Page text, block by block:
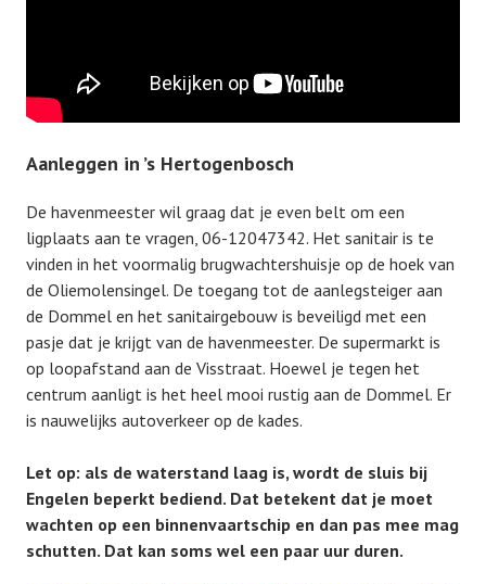
Aanleggen in ’s Hertogenbosch
De havenmeester wil graag dat je even belt om een
ligplaats aan te vragen, 06-12047342. Het sanitair is te
vinden in het voormalig brugwachtershuisje op de hoek van
de Oliemolensingel. De toegang tot de aanlegsteiger aan
de Dommel en het sanitairgebouw is beveiligd met een
pasje dat je krijgt van de havenmeester. De supermarkt is
op loopafstand aan de Visstraat. Hoewel je tegen het
centrum aanligt is het heel mooi rustig aan de Dommel. Er
is nauwelijks autoverkeer op de kades.
Let op: als de waterstand laag is, wordt de sluis bij
Engelen beperkt bediend. Dat betekent dat je moet
wachten op een binnenvaartschip en dan pas mee mag
schutten. Dat kan soms wel een paar uur duren.